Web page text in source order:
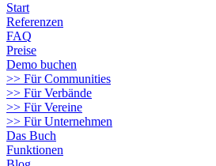
Start
Referenzen
FAQ
Preise
Demo buchen
>> Für Communities
>> Für Verbände
>> Für Vereine
>> Für Unternehmen
Das Buch
Funktionen